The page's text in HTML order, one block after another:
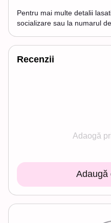
Pentru mai multe detalii
socializare sau la numarul
Recenzii
Adaogă
Adaugă